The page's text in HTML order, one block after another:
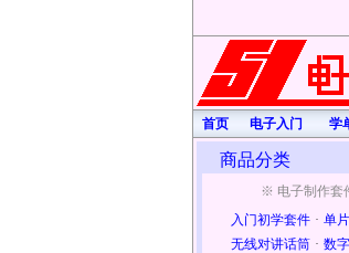
首页
电子入门 学
商品分类
※ 电子制作套
入门初学套件 · 单
无线对讲话筒 · 数